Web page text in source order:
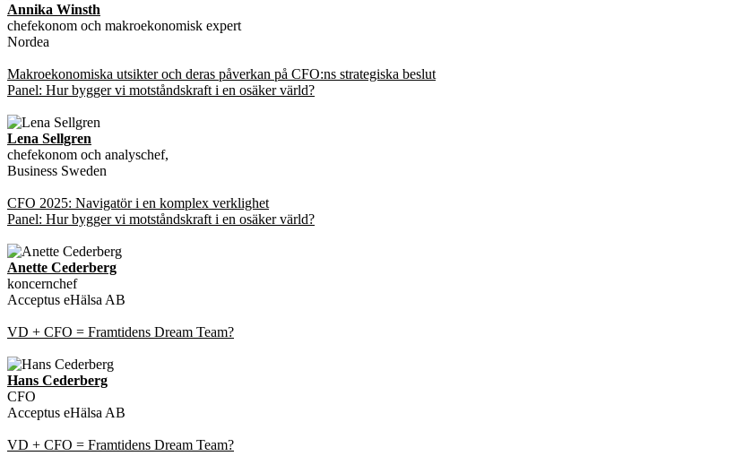
Annika Winsth
chefekonom och makroekonomisk expert
Nordea
Makroekonomiska utsikter och deras påverkan på CFO:ns strategiska beslut
Panel: Hur bygger vi motståndskraft i en osäker värld?
Lena Sellgren
chefekonom och analyschef,
Business Sweden
CFO 2025: Navigatör i en komplex verklighet
Panel: Hur bygger vi motståndskraft i en osäker värld?
Anette Cederberg
koncernchef
Acceptus eHälsa AB
VD + CFO = Framtidens Dream Team?
Hans Cederberg
CFO
Acceptus eHälsa AB
VD + CFO = Framtidens Dream Team?